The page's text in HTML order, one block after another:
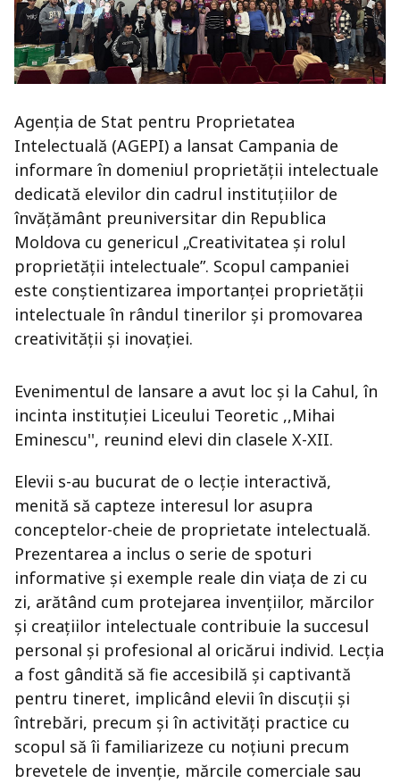
Agenția de Stat pentru Proprietatea
Intelectuală (AGEPI) a lansat Campania de
informare în domeniul proprietății intelectuale
dedicată elevilor din cadrul instituţiilor de
învăţământ preuniversitar din Republica
Moldova cu genericul „Creativitatea și rolul
proprietăţii intelectuale”. Scopul campaniei
este conștientizarea importanței proprietății
intelectuale în rândul tinerilor și promovarea
creativității și inovației.
Evenimentul de lansare a avut loc și la Cahul, în
incinta instituției Liceului Teoretic ,,Mihai
Eminescu'', reunind elevi din clasele X-XII.
Elevii s-au bucurat de o lecție interactivă,
menită să capteze interesul lor asupra
conceptelor-cheie de proprietate intelectuală.
Prezentarea a inclus o serie de spoturi
informative și exemple reale din viața de zi cu
zi, arătând cum protejarea invențiilor, mărcilor
și creațiilor intelectuale contribuie la succesul
personal și profesional al oricărui individ. Lecția
a fost gândită să fie accesibilă și captivantă
pentru tineret, implicând elevii în discuții și
întrebări, precum și în activități practice cu
scopul să îi familiarizeze cu noțiuni precum
brevetele de invenție, mărcile comerciale sau